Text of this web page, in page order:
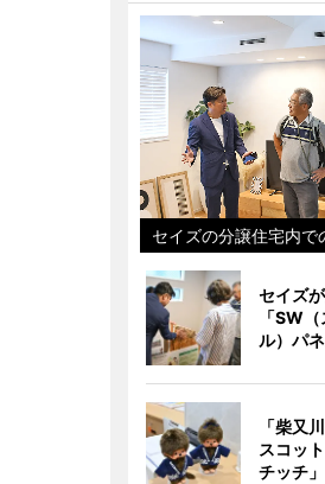
セイズの分譲住宅内で
セイズ
「SW
ル）パ
「柴又
スコッ
チッチ」